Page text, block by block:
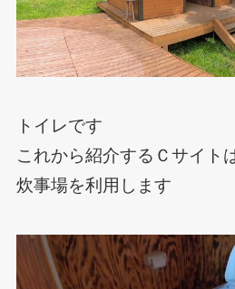
トイレです
これから紹介するＣサイト
炊事場を利用します